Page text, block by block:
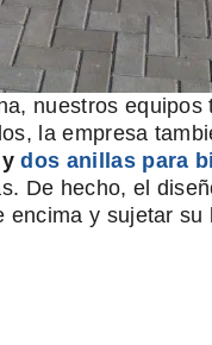
nuestros
la empresa
ydos anillas para
De hecho, el
encima y sujetar